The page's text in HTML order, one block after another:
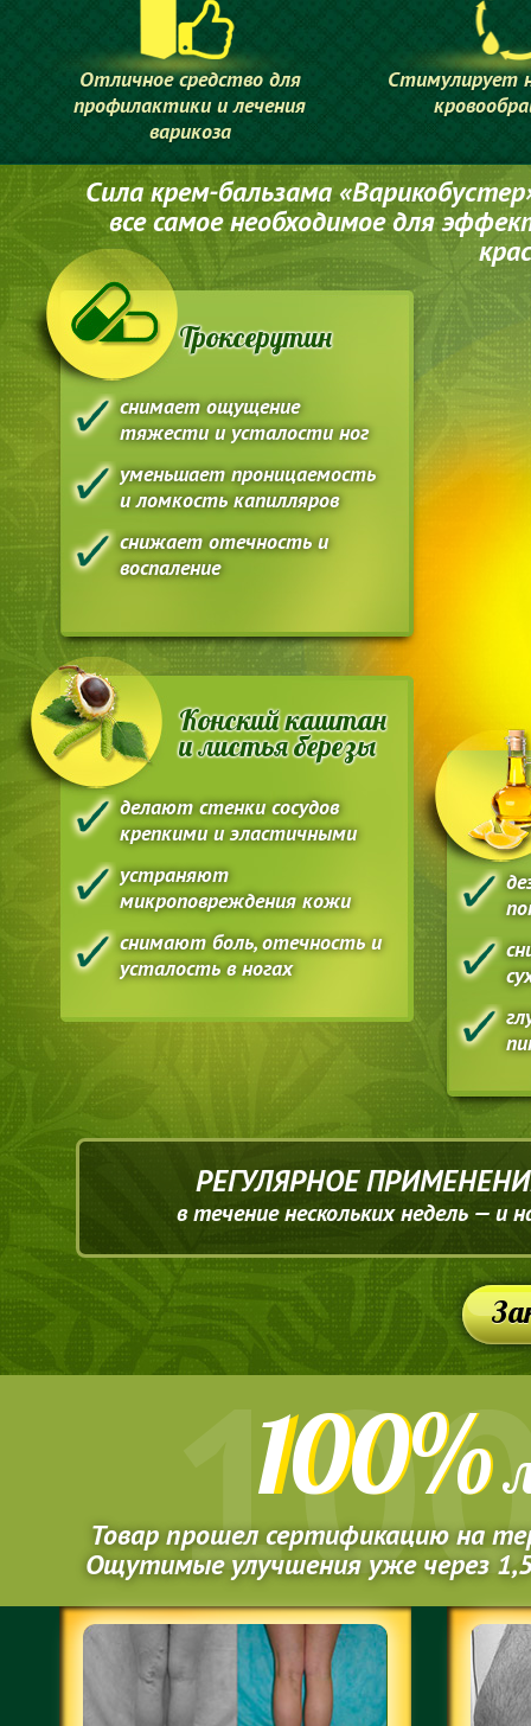
Отличное средство для
профилактики и лечения
варикоза
Стимулирует
Сила крем-бальзама
все самое необходимое для
Троксерутин
снимает ощущение
тяжести и усталости ног
уменьшает проницаемость
и ломкость капилляров
снижает отечность и
воспаление
Конский каштан
и листья березы
делают стенки сосудов
крепкими и эластичными
устраняют
микроповреждения кожи
снимают боль, отечность и
усталость в ногах
РЕГУЛЯРНОЕ
в течение нескольких недель — и
100%
Товар прошел сертификацию на
Ощутимые улучшения уже через